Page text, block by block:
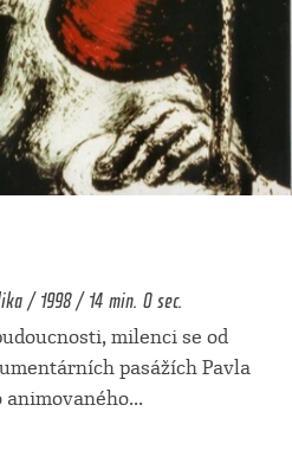
/ 1998 / 14 min. 0 sec.
milenci se od
pasážích Pavla
animovaného...